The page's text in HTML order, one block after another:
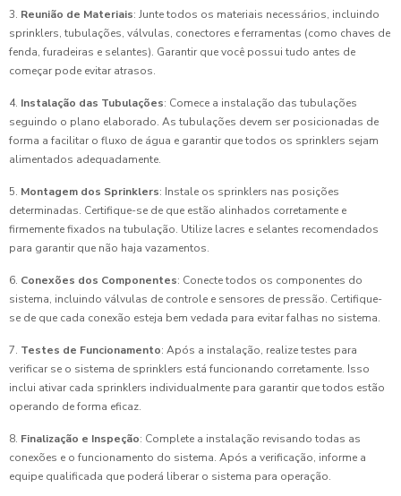
3. Reunião de Materiais: Junte todos os materiais necessários, incluindo
sprinklers, tubulações, válvulas, conectores e ferramentas (como chaves de
fenda, furadeiras e selantes). Garantir que você possui tudo antes de
começar pode evitar atrasos.
4. Instalação das Tubulações: Comece a instalação das tubulações
seguindo o plano elaborado. As tubulações devem ser posicionadas de
forma a facilitar o fluxo de água e garantir que todos os sprinklers sejam
alimentados adequadamente.
5. Montagem dos Sprinklers: Instale os sprinklers nas posições
determinadas. Certifique-se de que estão alinhados corretamente e
firmemente fixados na tubulação. Utilize lacres e selantes recomendados
para garantir que não haja vazamentos.
6. Conexões dos Componentes: Conecte todos os componentes do
sistema, incluindo válvulas de controle e sensores de pressão. Certifique-
se de que cada conexão esteja bem vedada para evitar falhas no sistema.
7. Testes de Funcionamento: Após a instalação, realize testes para
verificar se o sistema de sprinklers está funcionando corretamente. Isso
inclui ativar cada sprinklers individualmente para garantir que todos estão
operando de forma eficaz.
8. Finalização e Inspeção: Complete a instalação revisando todas as
conexões e o funcionamento do sistema. Após a verificação, informe a
equipe qualificada que poderá liberar o sistema para operação.